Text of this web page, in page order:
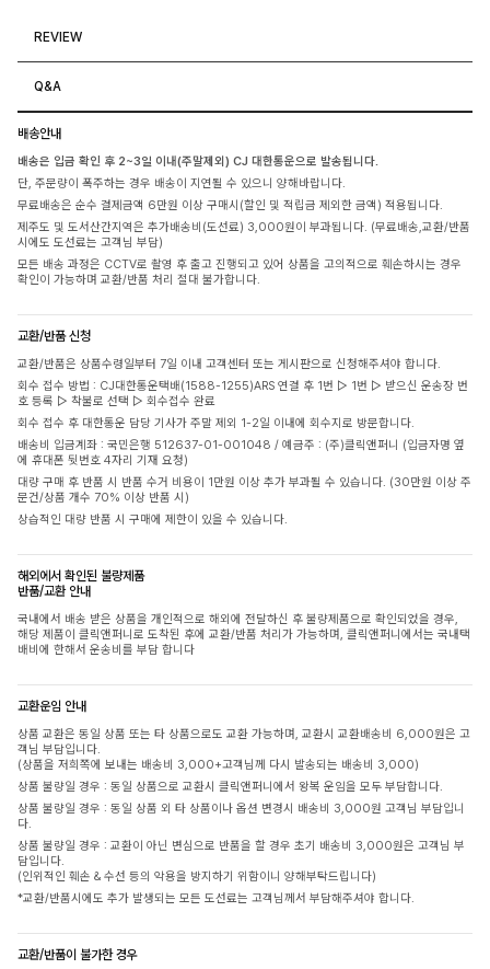
REVIEW
Q&A
배송안내
배송은 입금 확인 후 2~3일 이내(주말제외) CJ 대한통운으로 발송됩니다.
단, 주문량이 폭주하는 경우 배송이 지연될 수 있으니 양해바랍니다.
무료배송은 순수 결제금액 6만원 이상 구매시(할인 및 적립금 제외한 금액) 적용됩니다.
제주도 및 도서산간지역은 추가배송비(도선료) 3,000원이 부과됩니다. (무료배송,교환/반품
시에도 도선료는 고객님 부담)
모든 배송 과정은 CCTV로 촬영 후 출고 진행되고 있어 상품을 고의적으로 훼손하시는 경우
확인이 가능하며 교환/반품 처리 절대 불가합니다.
교환/반품 신청
교환/반품은 상품수령일부터 7일 이내 고객센터 또는 게시판으로 신청해주셔야 합니다.
회수 접수 방법 : CJ대한통운택배(1588-1255)ARS 연결 후 1번 ▷ 1번 ▷ 받으신 운송장 번
호 등록 ▷ 착불로 선택 ▷ 회수접수 완료
회수 접수 후 대한통운 담당 기사가 주말 제외 1-2일 이내에 회수지로 방문합니다.
배송비 입금계좌 : 국민은행 512637-01-001048 / 예금주 : (주)클릭앤퍼니 (입금자명 옆
에 휴대폰 뒷번호 4자리 기재 요청)
대량 구매 후 반품 시 반품 수거 비용이 1만원 이상 추가 부과될 수 있습니다. (30만원 이상 주
문건/상품 개수 70% 이상 반품 시)
상습적인 대량 반품 시 구매에 제한이 있을 수 있습니다.
해외에서 확인된 불량제품
반품/교환 안내
국내에서 배송 받은 상품을 개인적으로 해외에 전달하신 후 불량제품으로 확인되었을 경우,
해당 제품이 클릭앤퍼니로 도착된 후에 교환/반품 처리가 가능하며, 클릭앤퍼니에서는 국내택
배비에 한해서 운송비를 부담 합니다
교환운임 안내
상품 교환은 동일 상품 또는 타 상품으로도 교환 가능하며, 교환시 교환배송비 6,000원은 고
객님 부담입니다.
(상품을 저희쪽에 보내는 배송비 3,000+고객님께 다시 발송되는 배송비 3,000)
상품 불량일 경우 : 동일 상품으로 교환시 클릭앤퍼니에서 왕복 운임을 모두 부담합니다.
상품 불량일 경우 : 동일 상품 외 타 상품이나 옵션 변경시 배송비 3,000원 고객님 부담입니
다.
상품 불량일 경우 : 교환이 아닌 변심으로 반품을 할 경우 초기 배송비 3,000원은 고객님 부
담입니다.
(인위적인 훼손 & 수선 등의 악용을 방지하기 위함이니 양해부탁드립니다)
*교환/반품시에도 추가 발생되는 모든 도선료는 고객님께서 부담해주셔야 합니다.
교환/반품이 불가한 경우